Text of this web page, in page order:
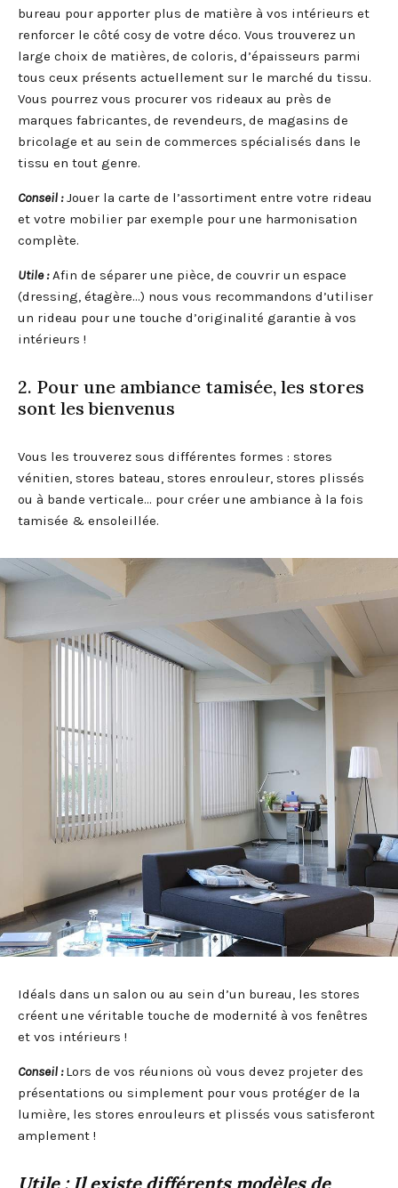
bureau pour apporter plus de matière à vos intérieurs et
renforcer le côté cosy de votre déco. Vous trouverez un
large choix de matières, de coloris, d’épaisseurs parmi
tous ceux présents actuellement sur le marché du tissu.
Vous pourrez vous procurer vos rideaux au près de
marques fabricantes, de revendeurs, de magasins de
bricolage et au sein de commerces spécialisés dans le
tissu en tout genre.
Conseil : Jouer la carte de l’assortiment entre votre rideau
et votre mobilier par exemple pour une harmonisation
complète.
Utile :Afin de séparer une pièce, de couvrir un espace
(dressing, étagère…) nous vous recommandons d’utiliser
un rideau pour une touche d’originalité garantie à vos
intérieurs !
2. Pour une ambiance tamisée, les stores
sont les bienvenus
Vous les trouverez sous différentes formes : stores
vénitien, stores bateau, stores enrouleur, stores plissés
ou à bande verticale… pour créer une ambiance à la fois
tamisée & ensoleillée.
Idéals dans un salon ou au sein d’un bureau, les stores
créent une véritable touche de modernité à vos fenêtres
et vos intérieurs !
Conseil :Lors de vos réunions où vous devez projeter des
présentations ou simplement pour vous protéger de la
lumière, les stores enrouleurs et plissés vous satisferont
amplement !
Utile : Il existe différents modèles de